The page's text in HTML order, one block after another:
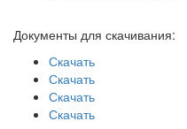
Документы для скачивания:
Скачать
Скачать
Скачать
Скачать